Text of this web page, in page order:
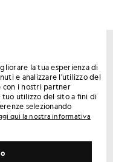
tuo primo ordine
soci, accesso anticipato
Iscriviti
la tua esperienza di
e analizzare l'utilizzo del
i nostri partner
utilizzo del sito a fini di
selezionando
qui la nostra informativa